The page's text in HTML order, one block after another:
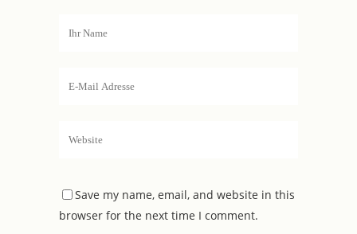
Save my name, email, and website in this
browser for the next time I comment.